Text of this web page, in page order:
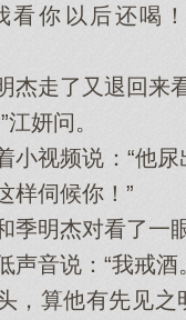
你‌以后还喝
走了又‌退回来看
妍问。
视频说：“他‌尿
样伺候你‌！”
明杰对看了一眼
音说：“我戒酒
算他‌有先见‌之